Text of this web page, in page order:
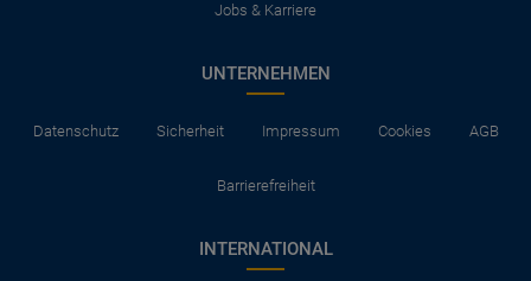
Jobs & Karriere
UNTERNEHMEN
Datenschutz Sicherheit Impressum Cookies AGB
Barrierefreiheit
INTERNATIONAL